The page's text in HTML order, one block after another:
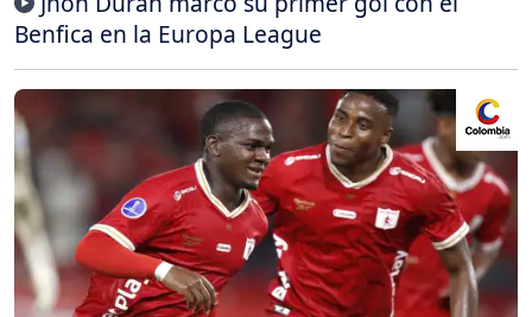
Benfica en la Europa League